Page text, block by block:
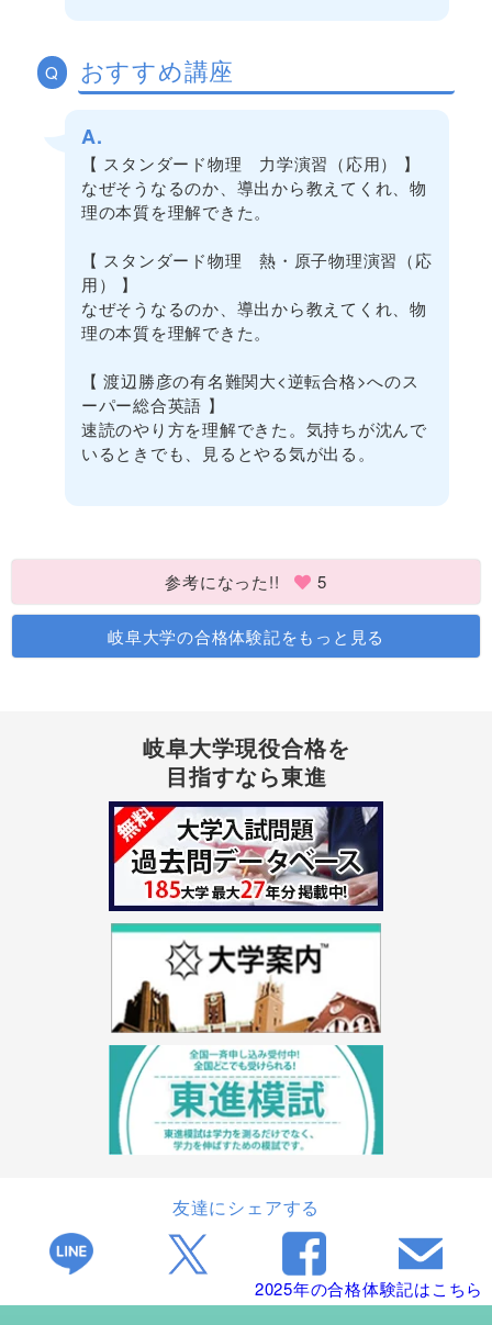
Q おすすめ講座
A.
【 スタンダード物理 力学演習（応用） 】
なぜそうなるのか、導出から教えてくれ、物
理の本質を理解できた。
【 スタンダード物理 熱・原子物理演習（応
用） 】
なぜそうなるのか、導出から教えてくれ、物
理の本質を理解できた。
【 渡辺勝彦の有名難関大<逆転合格>へのス
ーパー総合英語 】
速読のやり方を理解できた。気持ちが沈んで
いるときでも、見るとやる気が出る。
参考になった!! 5
岐阜大学の合格体験記をもっと見る
岐阜大学現役合格を
目指すなら東進
友達にシェアする
2025年の合格体験記はこちら